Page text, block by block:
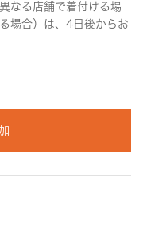
なる店舗で着付ける場
場合）は、4日後からお